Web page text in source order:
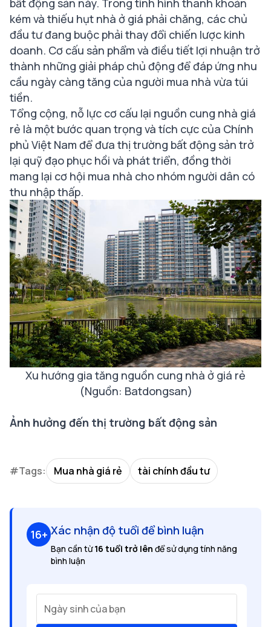
bất động sản này. Trong tình hình thanh khoản
kém và thiếu hụt nhà ở giá phải chăng, các chủ
đầu tư đang buộc phải thay đổi chiến lược kinh
doanh. Cơ cấu sản phẩm và điều tiết lợi nhuận trở
thành những giải pháp chủ động để đáp ứng nhu
cầu ngày càng tăng của người mua nhà vừa túi
tiền.
Tổng cộng, nỗ lực cơ cấu lại nguồn cung nhà giá
rẻ là một bước quan trọng và tích cực của Chính
phủ Việt Nam để đưa thị trường bất động sản trở
lại quỹ đạo phục hồi và phát triển, đồng thời
mang lại cơ hội mua nhà cho nhóm người dân có
thu nhập thấp.
Xu hướng gia tăng nguồn cung nhà ở giá rẻ
(Nguồn: Batdongsan)
Ảnh hưởng đến thị trường bất động sản
#Tags: Mua nhà giá rẻ tài chính đầu tư
16+ Xác nhận độ tuổi để bình luận
Bạn cần từ16 tuổi trở lên để sử dụng tính năng
bình luận
Ngày sinh của bạn